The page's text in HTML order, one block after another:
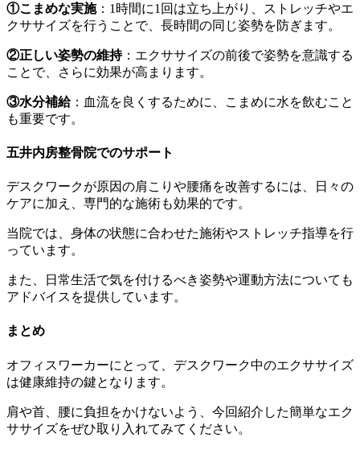
①こまめな実施：1時間に1回は立ち上がり、ストレッチやエ
クササイズを行うことで、長時間の同じ姿勢を防ぎます。
②正しい姿勢の維持：エクササイズの前後で姿勢を意識する
ことで、さらに効果が高まります。
③水分補給：血流を良くするために、こまめに水を飲むこと
も重要です。
五井内房整骨院でのサポート
デスクワークが原因の肩こりや腰痛を改善するには、日々の
ケアに加え、専門的な施術も効果的です。
当院では、身体の状態に合わせた施術やストレッチ指導を行
っています。
また、日常生活で気を付けるべき姿勢や運動方法についても
アドバイスを提供しています。
まとめ
オフィスワーカーにとって、デスクワーク中のエクササイズ
は健康維持の鍵となります。
肩や首、腰に負担をかけないよう、今回紹介した簡単なエク
ササイズをぜひ取り入れてみてください。